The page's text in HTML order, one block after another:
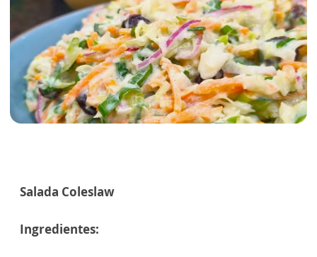
Salada Coleslaw
Ingredientes: